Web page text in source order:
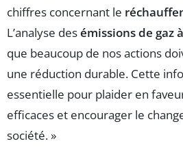
chiffres concernant le
L’analyse desémissions de gaz
que beaucoup de nos actions
une réduction durable. Cette
essentielle pour plaider en
efficaces et encourager le
société. »